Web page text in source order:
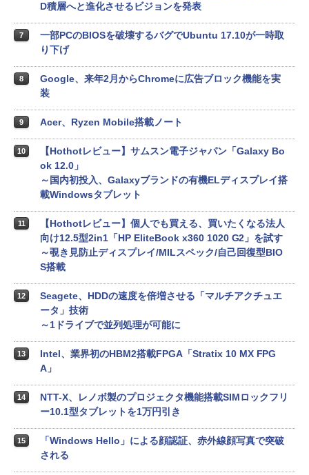
D積層へと進化させるビジョンを発表
7
一部PCのBIOSを破壊するバグでUbuntu 17.10が一時取
り下げ
8
Google、来年2月からChromeに広告ブロック機能を実
装
9 Acer、Ryzen Mobile搭載ノート
10
【Hothotレビュー】サムスン電子ジャパン「Galaxy Bo
ok 12.0」
～国内初投入、Galaxyブランドの有機ELディスプレイ搭
載Windowsタブレット
11
【Hothotレビュー】個人でも買える、買いたくなる法人
向け12.5型2in1「HP EliteBook x360 1020 G2」を試す
～覗き見防止ディスプレイ/MILスペック/自己回復型BIO
S搭載
12
Seagete、HDDの速度を倍増させる「マルチアクチュエ
ータ」技術
～1ドライブで並列処理が可能に
13
Intel、業界初のHBM2搭載FPGA「Stratix 10 MX FPG
A」
14
NTT-X、レノボ製のプロジェクタ機能搭載SIMロックフリ
ー10.1型タブレットを1万円引き
15
「Windows Hello」による顔認証、赤外線顔写真で突破
される